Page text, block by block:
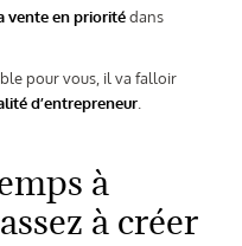
vente en prioritédans
pour vous, il va falloir
d’entrepreneur.
à
à créer